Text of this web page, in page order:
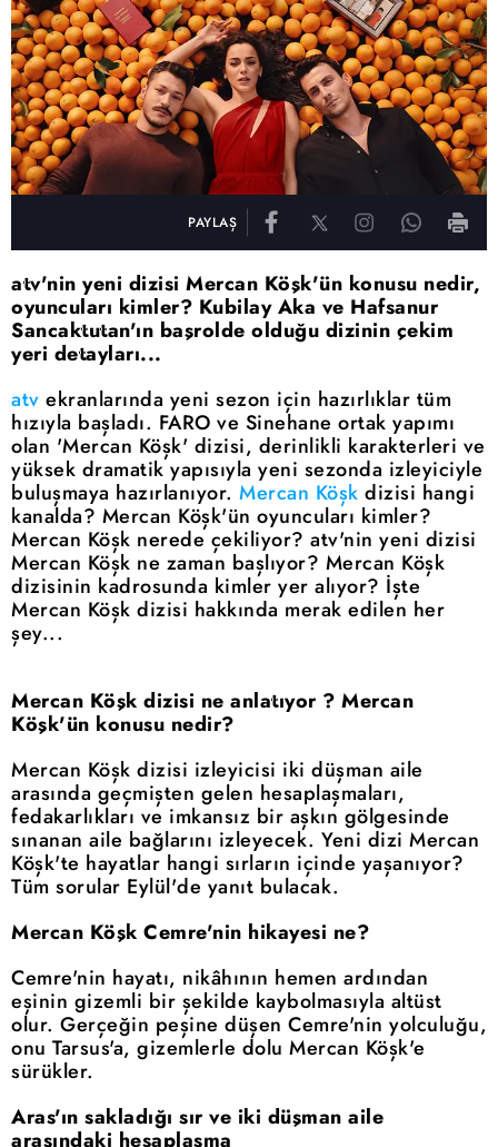
PAYLAŞ
atv'nin yeni dizisi Mercan Köşk'ün konusu nedir,
oyuncuları kimler? Kubilay Aka ve Hafsanur
Sancaktutan'ın başrolde olduğu dizinin çekim
yeri detayları...
atv ekranlarında yeni sezon için hazırlıklar tüm
hızıyla başladı. FARO ve Sinehane ortak yapımı
olan 'Mercan Köşk' dizisi, derinlikli karakterleri ve
yüksek dramatik yapısıyla yeni sezonda izleyiciyle
buluşmaya hazırlanıyor. Mercan Köşk dizisi hangi
kanalda? Mercan Köşk'ün oyuncuları kimler?
Mercan Köşk nerede çekiliyor? atv'nin yeni dizisi
Mercan Köşk ne zaman başlıyor? Mercan Köşk
dizisinin kadrosunda kimler yer alıyor? İşte
Mercan Köşk dizisi hakkında merak edilen her
şey...
Mercan Köşk dizisi ne anlatıyor ? Mercan
Köşk'ün konusu nedir?
Mercan Köşk dizisi izleyicisi iki düşman aile
arasında geçmişten gelen hesaplaşmaları,
fedakarlıkları ve imkansız bir aşkın gölgesinde
sınanan aile bağlarını izleyecek. Yeni dizi Mercan
Köşk'te hayatlar hangi sırların içinde yaşanıyor?
Tüm sorular Eylül'de yanıt bulacak.
Mercan Köşk Cemre'nin hikayesi ne?
Cemre'nin hayatı, nikâhının hemen ardından
eşinin gizemli bir şekilde kaybolmasıyla altüst
olur. Gerçeğin peşine düşen Cemre'nin yolculuğu,
onu Tarsus'a, gizemlerle dolu Mercan Köşk'e
sürükler.
Aras'ın sakladığı sır ve iki düşman aile
arasındaki hesaplaşma